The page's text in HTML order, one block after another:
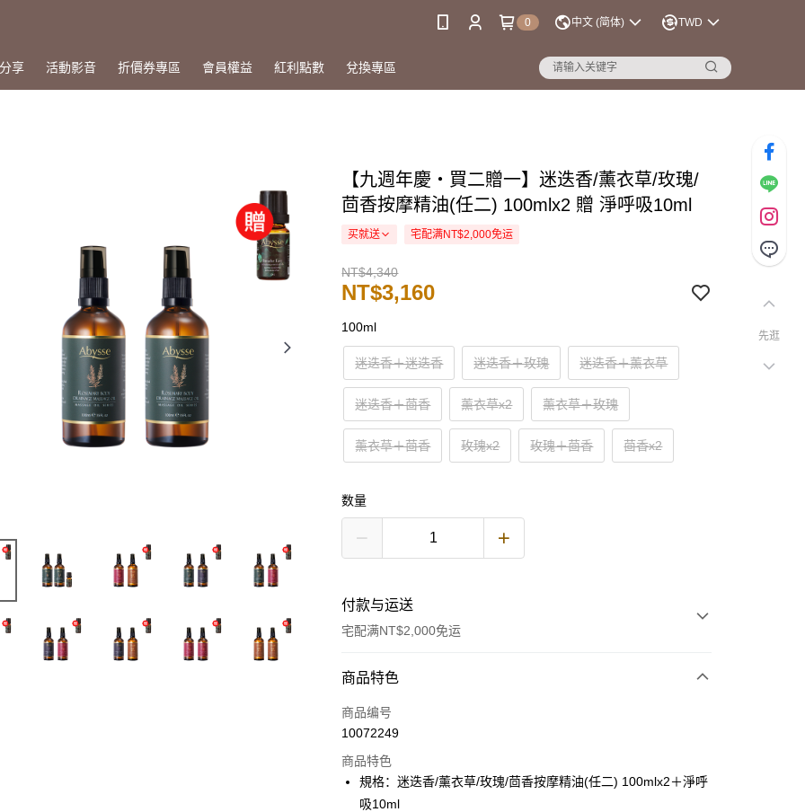
0 中文 (简体) TWD
享 活動影音 折價券專區 會員權益 紅利點數 兌換專區
【九週年慶・買二贈一】迷迭香/薰衣草/玫瑰/
茴香按摩精油(任二) 100mlx2 贈 淨呼吸10ml
买就送 宅配满NT$2,000免运
NT$4,340
NT$3,160
100ml
迷迭香＋迷迭香 迷迭香＋玫瑰 迷迭香＋薰衣草
迷迭香＋茴香 薰衣草x2 薰衣草＋玫瑰
薰衣草＋茴香 玫瑰x2 玫瑰＋茴香 茴香x2
数量
付款与运送
宅配满NT$2,000免运
付款方式
信用卡一次付款
3期 0利率，每期 NT$1,053 21家银行
合作金库商业银行
6期 0利率，每期
商品特色
商品编号
10072249
商品特色
規格：迷迭香/薰衣草/玫瑰/茴香按摩精油(任二) 100mlx2＋淨呼
吸10ml
先逛